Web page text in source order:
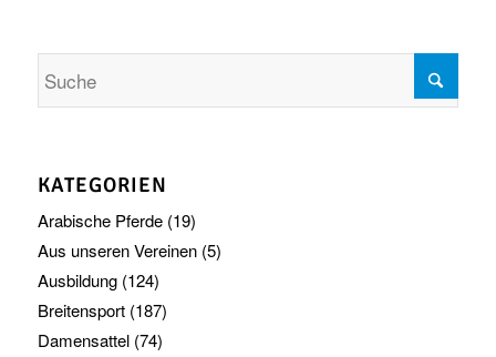
KATEGORIEN
Arabische Pferde(19)
Aus unseren Vereinen(5)
Ausbildung(124)
Breitensport(187)
Damensattel(74)